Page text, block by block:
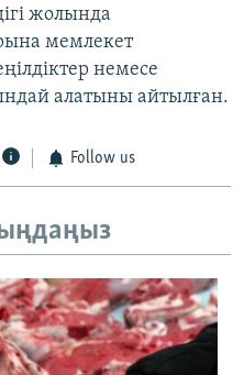
жолында
мемлекет
немесе
алатыны айтылған.
Follow us